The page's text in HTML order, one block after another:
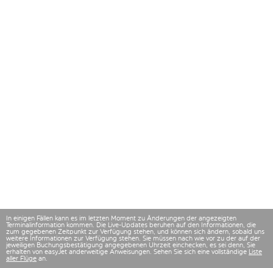
In einigen Fällen kann es im letzten Moment zu Änderungen der angezeigten
Terminalinformation kommen. Die Live-Updates beruhen auf den Informationen, die
zum gegebenen Zeitpunkt zur Verfügung stehen, und können sich ändern, sobald uns
weitere Informationen zur Verfügung stehen. Sie müssen nach wie vor zu der auf der
jeweiligen Buchungsbestätigung angegebenen Uhrzeit einchecken, es sei denn, Sie
erhalten von easyJet anderweitige Anweisungen. Sehen Sie sich eine vollständige Liste
aller Flüge an.